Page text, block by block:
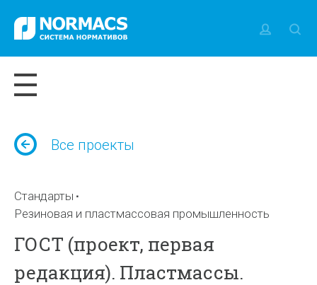
Все проекты
Стандарты
Резиновая и пластмассовая промышленность
ГОСТ (проект, первая
редакция). Пластмассы.